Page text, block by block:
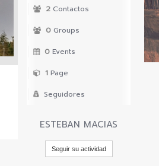
2 Contactos
0 Groups
0 Events
1 Page
Seguidores
ESTEBAN MACIAS
Seguir su actividad